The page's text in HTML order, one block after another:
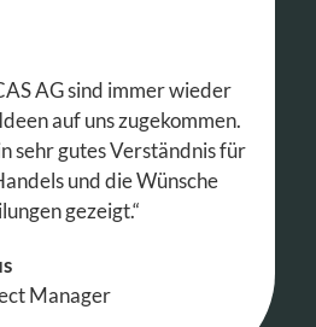
AG sind immer wieder
auf uns zugekommen.
sehr gutes Verständnis für
und die Wünsche
gezeigt.“
Manager